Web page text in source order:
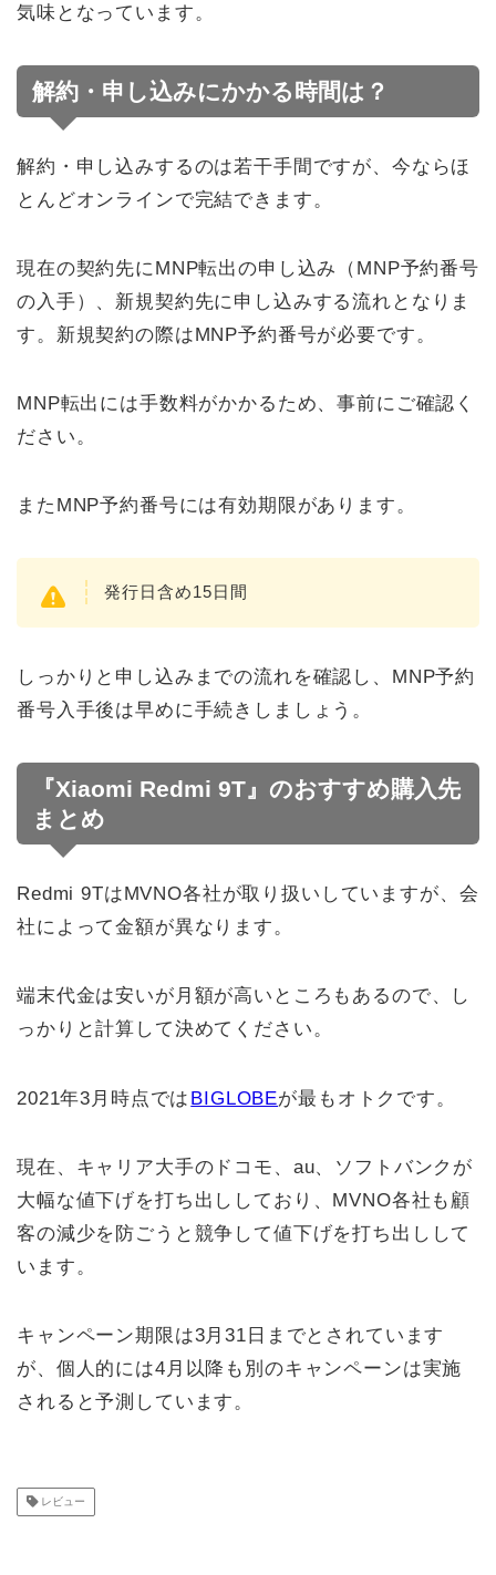
気味となっています。
解約・申し込みにかかる時間は？
解約・申し込みするのは若干手間ですが、今ならほ
とんどオンラインで完結できます。
現在の契約先にMNP転出の申し込み（MNP予約番号
の入手）、新規契約先に申し込みする流れとなりま
す。新規契約の際はMNP予約番号が必要です。
MNP転出には手数料がかかるため、事前にご確認く
ださい。
またMNP予約番号には有効期限があります。
発行日含め15日間
しっかりと申し込みまでの流れを確認し、MNP予約
番号入手後は早めに手続きしましょう。
『Xiaomi Redmi 9T』のおすすめ購入先
まとめ
Redmi 9TはMVNO各社が取り扱いしていますが、会
社によって金額が異なります。
端末代金は安いが月額が高いところもあるので、し
っかりと計算して決めてください。
2021年3月時点では BIGLOBEが最もオトクです。
現在、キャリア大手のドコモ、au、ソフトバンクが
大幅な値下げを打ち出ししており、MVNO各社も顧
客の減少を防ごうと競争して値下げを打ち出しして
います。
キャンペーン期限は3月31日までとされています
が、個人的には4月以降も別のキャンペーンは実施
されると予測しています。
レビュー